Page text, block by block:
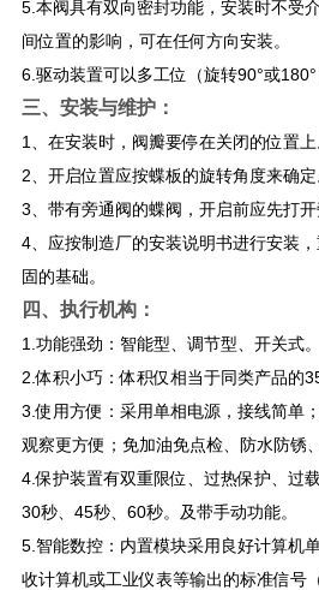
5.本阀具有双向密封功能，安装时不受
间位置的影响，可在任何方向安装。
6.驱动装置可以多工位（旋转90°或180°
三、安装与维护：
1、在安装时，阀瓣要停在关闭的位置上
2、开启位置应按蝶板的旋转角度来确定
3、带有旁通阀的蝶阀，开启前应先打开
4、应按制造厂的安装说明书进行安装
固的基础。
四、执行机构：
1.功能强劲：智能型、调节型、开关式。
2.体积小巧：体积仅相当于同类产品的
3.使用方便：采用单相电源，接线简单
观察更方便；免加油免点检、防水防锈
4.保护装置有双重限位、过热保护、过
30秒、45秒、60秒。及带手动功能。
5.智能数控：内置模块采用良好计算机
收计算机或工业仪表等输出的标准信号